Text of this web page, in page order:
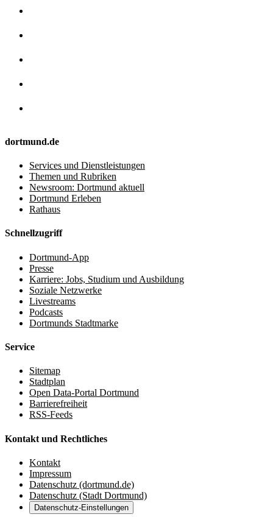
dortmund.de
Services und Dienstleistungen
Themen und Rubriken
Newsroom: Dortmund aktuell
Dortmund Erleben
Rathaus
Schnellzugriff
Dortmund-App
Presse
Karriere: Jobs, Studium und Ausbildung
Soziale Netzwerke
Livestreams
Podcasts
Dortmunds Stadtmarke
Service
Sitemap
Stadtplan
Open Data-Portal Dortmund
Barrierefreiheit
RSS-Feeds
Kontakt und Rechtliches
Kontakt
Impressum
Datenschutz (dortmund.de)
Datenschutz (Stadt Dortmund)
Datenschutz-Einstellungen